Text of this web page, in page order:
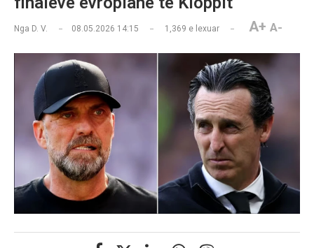
Nga D. V. 08.05.2026 14:15 1,369 e lexuar A+ A-